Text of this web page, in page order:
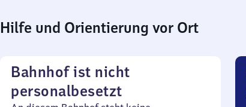
Hilfe und Orientierung vor Ort
Bahnhof ist nicht
personalbesetzt